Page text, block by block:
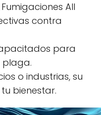
All
contra
para
plaga.
o industrias, su
bienestar.